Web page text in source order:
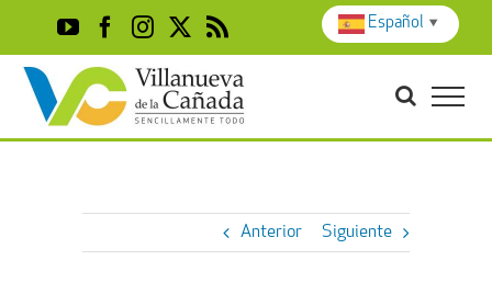
content
YouTubeFacebook
Instagram
X Rss
Anterior Siguiente
Español ▼